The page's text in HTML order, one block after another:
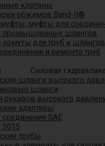
клапаны
обжимов Band-It®
муфты для
промышленных шлангов
для труб и шлангов
и ремонта труб
Силовая
шланги высокого
шланги
рукавов высокого
адаптеры
SAE
трубы